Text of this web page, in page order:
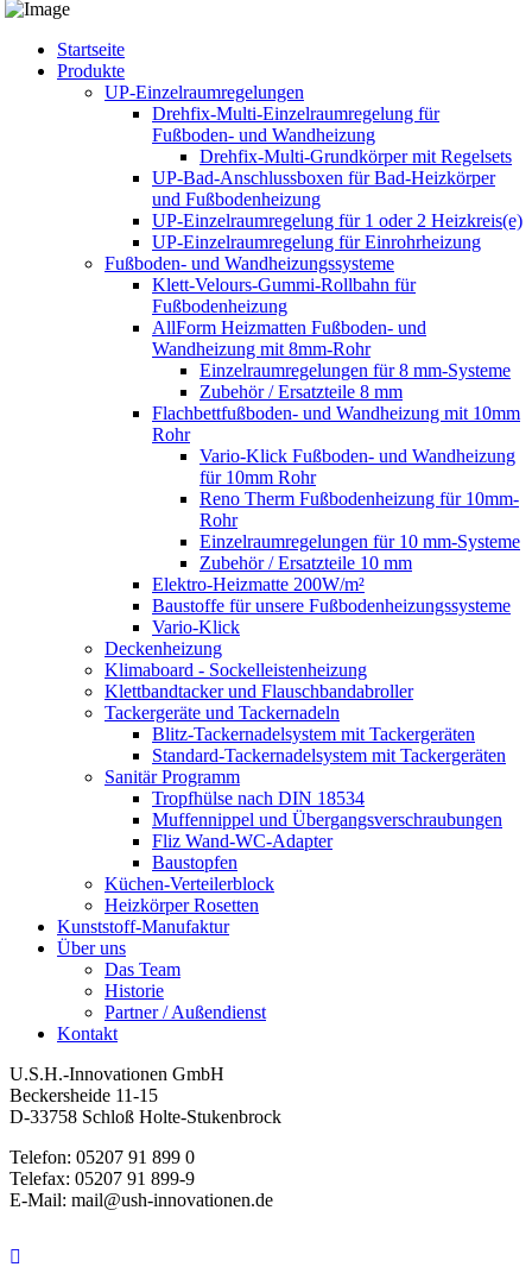
Startseite
Produkte
UP-Einzelraumregelungen
Drehfix-Multi-Einzelraumregelung für
Fußboden- und Wandheizung
Drehfix-Multi-Grundkörper mit Regelsets
UP-Bad-Anschlussboxen für Bad-Heizkörper
und Fußbodenheizung
UP-Einzelraumregelung für 1 oder 2 Heizkreis(e)
UP-Einzelraumregelung für Einrohrheizung
Fußboden- und Wandheizungssysteme
Klett-Velours-Gummi-Rollbahn für
Fußbodenheizung
AllForm Heizmatten Fußboden- und
Wandheizung mit 8mm-Rohr
Einzelraumregelungen für 8 mm-Systeme
Zubehör / Ersatzteile 8 mm
Flachbettfußboden- und Wandheizung mit 10mm
Rohr
Vario-Klick Fußboden- und Wandheizung
für 10mm Rohr
Reno Therm Fußbodenheizung für 10mm-
Rohr
Einzelraumregelungen für 10 mm-Systeme
Zubehör / Ersatzteile 10 mm
Elektro-Heizmatte 200W/m²
Baustoffe für unsere Fußbodenheizungssysteme
Vario-Klick
Deckenheizung
Klimaboard - Sockelleistenheizung
Klettbandtacker und Flauschbandabroller
Tackergeräte und Tackernadeln
Blitz-Tackernadelsystem mit Tackergeräten
Standard-Tackernadelsystem mit Tackergeräten
Sanitär Programm
Tropfhülse nach DIN 18534
Muffennippel und Übergangsverschraubungen
Fliz Wand-WC-Adapter
Baustopfen
Küchen-Verteilerblock
Heizkörper Rosetten
Kunststoff-Manufaktur
Über uns
Das Team
Historie
Partner / Außendienst
Kontakt
U.S.H.-Innovationen GmbH
Beckersheide 11-15
D-33758 Schloß Holte-Stukenbrock
Telefon: 05207 91 899 0
Telefax: 05207 91 899-9
E-Mail: mail@ush-innovationen.de